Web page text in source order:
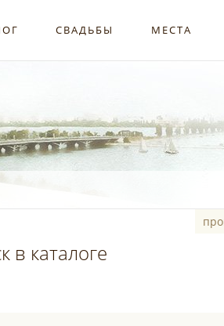
СВАДЬБЫ МЕСТА
в каталоге